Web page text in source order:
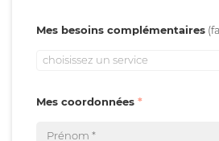
Mes besoins complémentaires
choisissez un service
Mes coordonnées